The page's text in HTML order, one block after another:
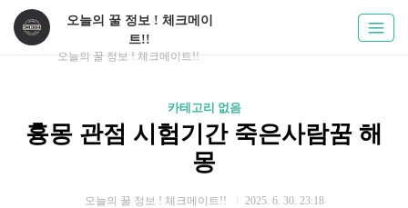
오늘의 꿀 정보 ! 체크메이
트!!
오늘의 꿀 정보 ! 체크메이트!!
카테고리 없음
흉몽 관점 시험기간 죽은사람꿈 해
몽
오늘의 꿀 정보 ! 체크메이트!! 2025. 6. 30. 23:18